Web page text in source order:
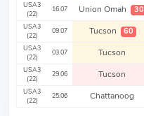
USA3
(22)
16.07 Union Omah 30
USA3
(22)
09.07 Tucson 60
USA3
(22)
03.07 Tucson
USA3
(22)
29.06 Tucson
USA3
(22)
25.06 Chattanoog